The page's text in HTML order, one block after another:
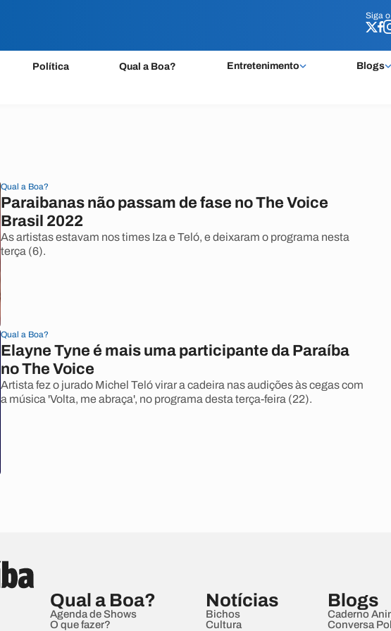
Siga o
Política Qual a Boa? Entretenimento Blogs
Siga o
Qual a Boa?
Paraibanas não passam de fase no The Voice
Brasil 2022
As artistas estavam nos times Iza e Teló, e deixaram o programa nesta
terça (6).
Qual a Boa?
Elayne Tyne é mais uma participante da Paraíba
no The Voice
Artista fez o jurado Michel Teló virar a cadeira nas audições às cegas com
a música 'Volta, me abraça', no programa desta terça-feira (22).
Qual a Boa?
Agenda de Shows
O que fazer?
Notícias
Bichos
Cultura
Blogs
Caderno
Conversa